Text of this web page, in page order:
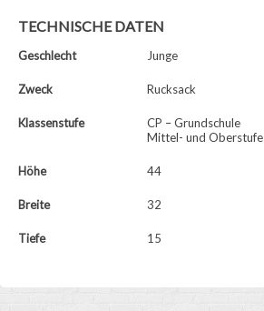
TECHNISCHE DATEN
Geschlecht Junge
Zweck Rucksack
Klassenstufe
CP – Grundschule
Mittel- und Oberstufe
Höhe 44
Breite 32
Tiefe 15